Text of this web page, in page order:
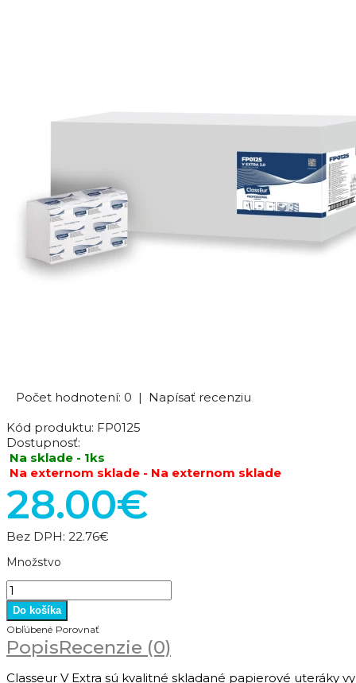
Počet hodnotení: 0 | Napísať recenziu
Kód produktu: FP0125
Dostupnosť:
Na sklade - 1ks
Na externom sklade - Na externom sklade
28.00€
Bez DPH: 22.76€
Množstvo
Obľúbené Porovnať
PopisRecenzie (0)
Classeur V Extra sú kvalitné skladané papierové uteráky